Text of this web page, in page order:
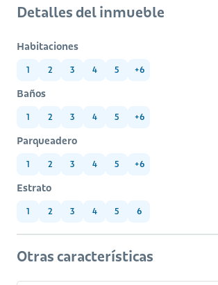
Detalles del inmueble
Habitaciones
1 2 3 4 5 +6
Baños
1 2 3 4 5 +6
Parqueadero
1 2 3 4 5 +6
Estrato
1 2 3 4 5 6
Otras características